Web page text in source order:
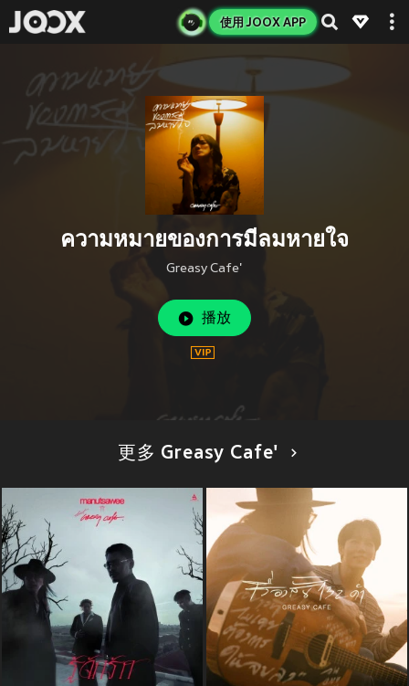
使用 JOOX APP
ความหมายของการมีลมหายใจ
Greasy Cafe'
播放
更多 Greasy Cafe'